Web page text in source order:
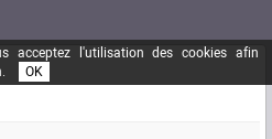
acceptez l'utilisation des cookies afin
OK